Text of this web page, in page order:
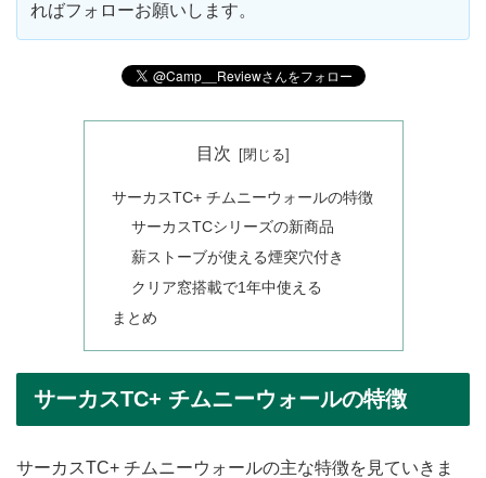
ればフォローお願いします。
目次
サーカスTC+ チムニーウォールの特徴
サーカスTCシリーズの新商品
薪ストーブが使える煙突穴付き
クリア窓搭載で1年中使える
まとめ
サーカスTC+ チムニーウォールの特徴
サーカスTC+ チムニーウォールの主な特徴を見ていきま